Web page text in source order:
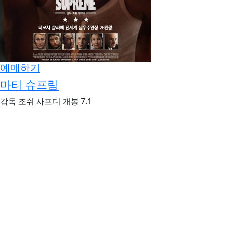
예매하기
마티 슈프림
감독 조쉬 사프디 개봉 7.1